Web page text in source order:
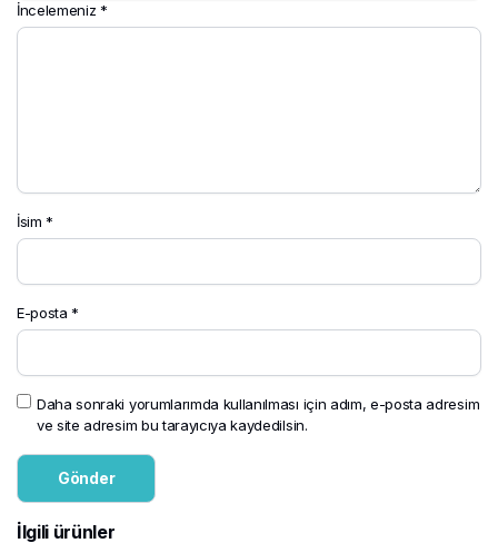
İncelemeniz *
İsim *
E-posta *
Daha sonraki yorumlarımda kullanılması için adım, e-posta adresim
ve site adresim bu tarayıcıya kaydedilsin.
İlgili ürünler